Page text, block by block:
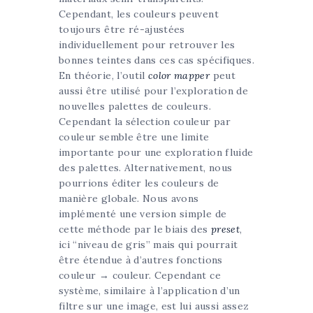
Cependant, les couleurs peuvent
toujours être ré-ajustées
individuellement pour retrouver les
bonnes teintes dans ces cas spécifiques.
En théorie, l’outil color mapperpeut
aussi être utilisé pour l’exploration de
nouvelles palettes de couleurs.
Cependant la sélection couleur par
couleur semble être une limite
importante pour une exploration fluide
des palettes. Alternativement, nous
pourrions éditer les couleurs de
manière globale. Nous avons
implémenté une version simple de
cette méthode par le biais des preset,
ici “niveau de gris” mais qui pourrait
être étendue à d’autres fonctions
couleur → couleur. Cependant ce
système, similaire à l’application d’un
filtre sur une image, est lui aussi assez